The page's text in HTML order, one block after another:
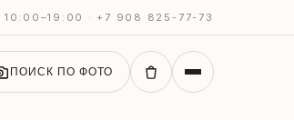
· +7 908 825-77-73
ПОИСК ПО ФОТО